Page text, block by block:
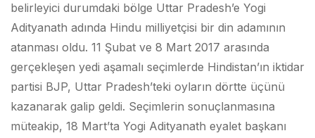
belirleyici durumdaki bölge Uttar Pradesh’e Yogi
Adityanath adında Hindu milliyetçisi bir din adamının
atanması oldu. 11 Şubat ve 8 Mart 2017 arasında
gerçekleşen yedi aşamalı seçimlerde Hindistan’ın iktidar
partisi BJP, Uttar Pradesh’teki oyların dörtte üçünü
kazanarak galip geldi. Seçimlerin sonuçlanmasına
müteakip, 18 Mart’ta Yogi Adityanath eyalet başkanı